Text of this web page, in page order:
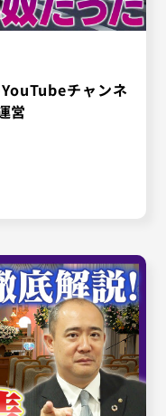
チャンネ
営